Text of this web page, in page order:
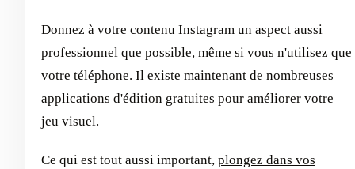
Donnez à votre contenu Instagram un aspect aussi
professionnel que possible, même si vous n'utilisez que
votre téléphone. Il existe maintenant de nombreuses
applications d'édition gratuites pour améliorer votre
jeu visuel.
Ce qui est tout aussi important, plongez dans vos